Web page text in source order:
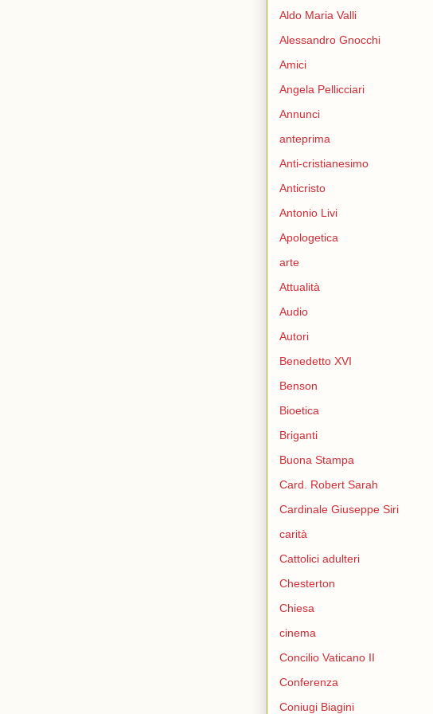
Aldo Maria Valli
Alessandro Gnocchi
Amici
Angela Pellicciari
Annunci
anteprima
Anti-cristianesimo
Anticristo
Antonio Livi
Apologetica
arte
Attualità
Audio
Autori
Benedetto XVI
Benson
Bioetica
Briganti
Buona Stampa
Card. Robert Sarah
Cardinale Giuseppe Siri
carità
Cattolici adulteri
Chesterton
Chiesa
cinema
Concilio Vaticano II
Conferenza
Coniugi Biagini